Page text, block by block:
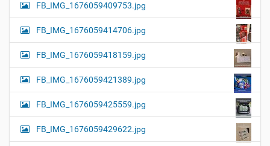
FB_IMG_1676059409753.jpg
FB_IMG_1676059414706.jpg
FB_IMG_1676059418159.jpg
FB_IMG_1676059421389.jpg
FB_IMG_1676059425559.jpg
FB_IMG_1676059429622.jpg